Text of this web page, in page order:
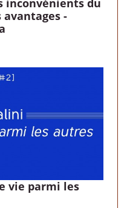
inconvénients du
-
vie parmi les